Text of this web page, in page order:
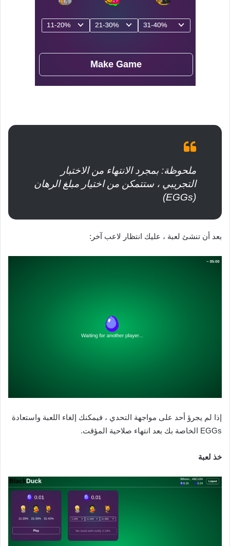
ملحوظة: بمجرد الانتهاء من الاختبار
التجريبي ، ستتمكن من اختيار مبلغ الرهان
(EGGs)‌‌
بعد أن تنشئ لعبة ، عليك انتظار لاعب آخر:
إذا لم يجرؤ أحد على مواجهة التحدي ، فيمكنك إلغاء اللعبة واستعادة
EGGs الخاصة بك بعد انتهاء صلاحية المؤقت.‌‌
خذ لعبة‌‌